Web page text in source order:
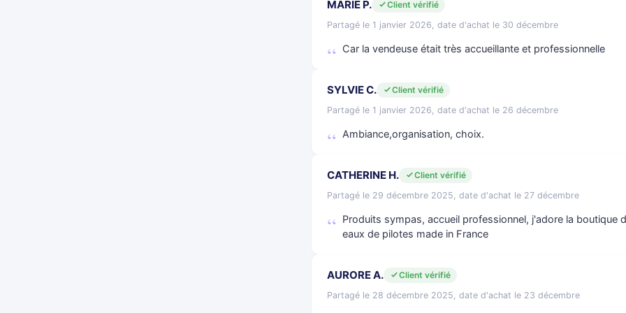
MARIE P.
Client vérifié
Partagé le 1 janvier 2026, date d'achat le 30 décembre
Car la vendeuse était très accueillante et professionnelle
SYLVIE C.
Client vérifié
Partagé le 1 janvier 2026, date d'achat le 26 décembre
Ambiance,organisation, choix.
CATHERINE H.
Client vérifié
Partagé le 29 décembre 2025, date d'achat le 27 décembre
Produits sympas, accueil professionnel, j'adore la boutique
eaux de pilotes made in France
AURORE A.
Client vérifié
Partagé le 28 décembre 2025, date d'achat le 23 décembre